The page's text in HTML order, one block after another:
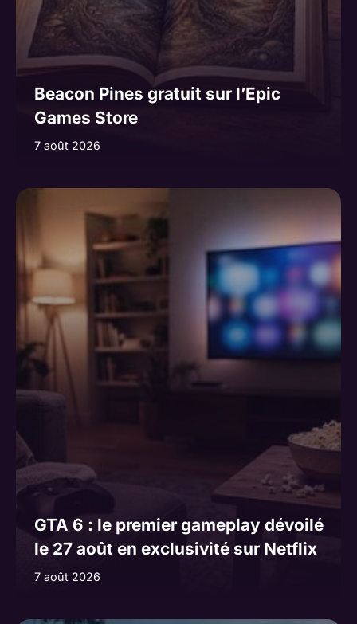
Beacon Pines gratuit sur l’Epic
Games Store
7 août 2026
GTA 6 : le premier gameplay dévoilé
le 27 août en exclusivité sur Netflix
7 août 2026